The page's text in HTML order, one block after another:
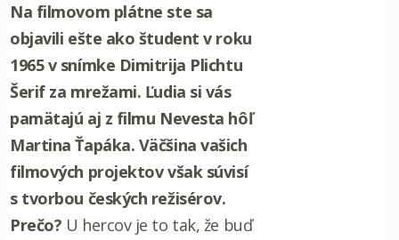
Na filmovom plátne ste sa
objavili ešte ako študent v roku
1965 v snímke Dimitrija Plichtu
Šerif za mrežami. Ľudia si vás
pamätajú aj z filmu Nevesta hôľ
Martina Ťapáka. Väčšina vašich
filmových projektov však súvisí
s tvorbou českých režisérov.
Prečo? U hercov je to tak, že buď